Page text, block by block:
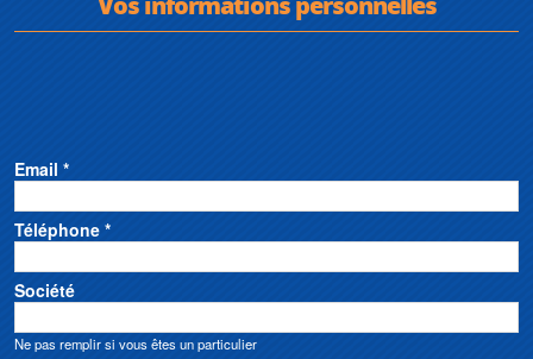
Email *
Téléphone *
Société
Ne pas remplir si vous êtes un particulier